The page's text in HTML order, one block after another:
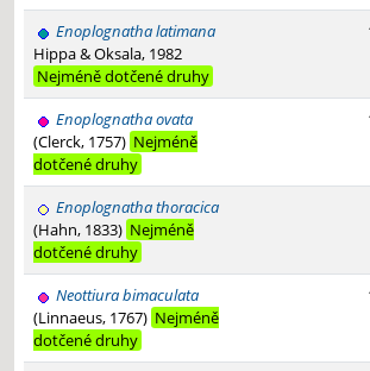
Enoplognatha latimana
Hippa & Oksala, 1982
Nejméně dotčené druhy
Enoplognatha ovata
(Clerck, 1757) Nejméně
dotčené druhy
Enoplognatha thoracica
(Hahn, 1833) Nejméně
dotčené druhy
Neottiura bimaculata
(Linnaeus, 1767) Nejméně
dotčené druhy